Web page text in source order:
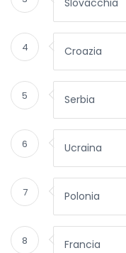
Slovacchia
4 Croazia
5 Serbia
6 Ucraina
7 Polonia
8 Francia